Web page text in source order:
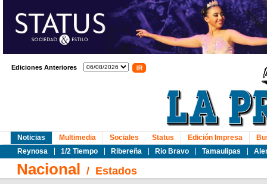
Ediciones Anteriores
Noticias
Reynosa
1/2 Tiempo Ribereña Rio Bravo Tamaulipas
Multimedia Sociales Status Edición Impresa
Nacional / Estados